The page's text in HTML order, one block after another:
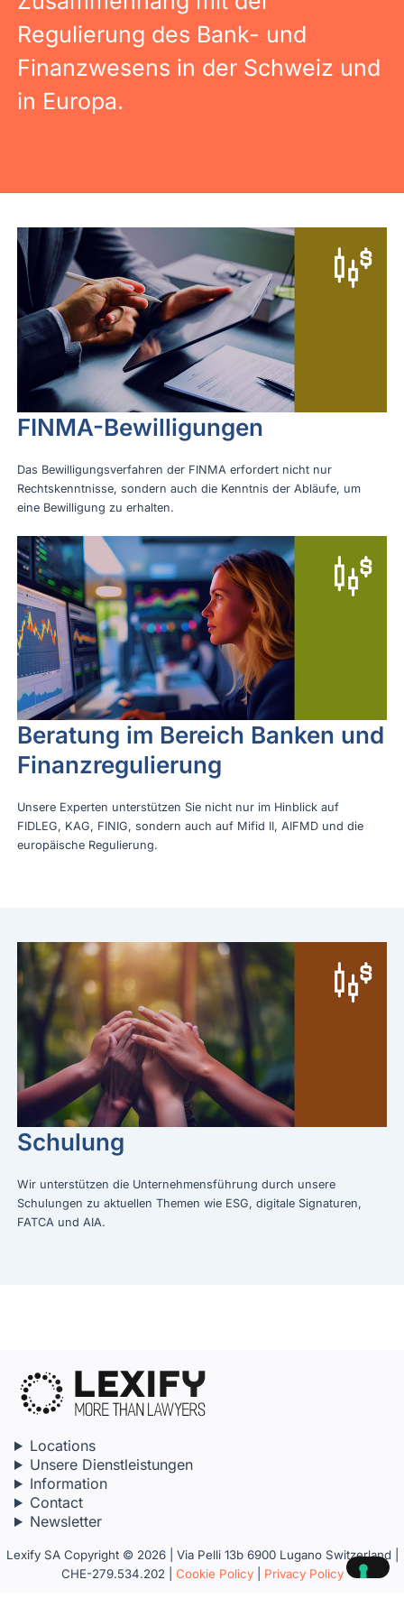
Regulierung des Bank- und
Finanzwesens in der Schweiz und
in Europa.
FINMA-Bewilligungen
Das Bewilligungsverfahren der FINMA erfordert nicht nur
Rechtskenntnisse, sondern auch die Kenntnis der Abläufe, um
eine Bewilligung zu erhalten.
Beratung im Bereich Banken und
Finanzregulierung
Unsere Experten unterstützen Sie nicht nur im Hinblick auf
FIDLEG, KAG, FINIG, sondern auch auf Mifid II, AIFMD und die
europäische Regulierung.
Schulung
Wir unterstützen die Unternehmensführung durch unsere
Schulungen zu aktuellen Themen wie ESG, digitale Signaturen,
FATCA und AIA.
Locations
Unsere Dienstleistungen
Information
Contact
Newsletter
Lexify SA Copyright © 2026 | Via Pelli 13b 6900 Lugano Switzerland |
CHE-279.534.202 | Cookie Policy| Privacy Policy